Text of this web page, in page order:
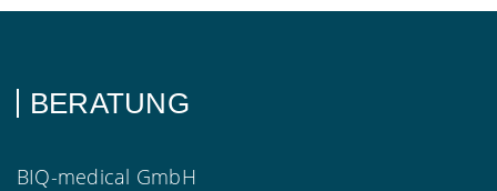
BERATUNG
BIQ-medical GmbH